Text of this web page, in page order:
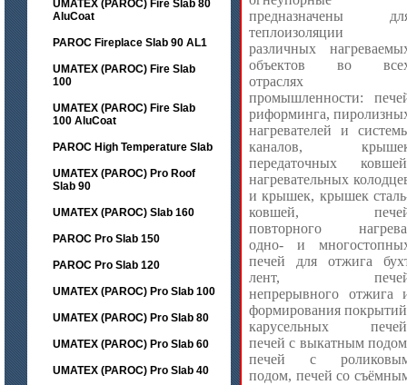
UMATEX (PAROC) Fire Slab 80
AluCoat
PAROC Fireplace Slab 90 AL1
UMATEX (PAROC) Fire Slab
100
UMATEX (PAROC) Fire Slab
100 AluCoat
PAROC High Temperature Slab
UMATEX (PAROC) Pro Roof
Slab 90
UMATEX (PAROC) Slab 160
PAROC Pro Slab 150
PAROC Pro Slab 120
UMATEX (PAROC) Pro Slab 100
UMATEX (PAROC) Pro Slab 80
UMATEX (PAROC) Pro Slab 60
UMATEX (PAROC) Pro Slab 40
предназначены
теплоизоляции
различных
объектов во
отраслях
промышленности:
риформинга,
нагревателей и
каналов,
передаточных
нагревательных
и крышек, крышек
ковшей,
повторного
одно- и
печей для отжига
лент,
непрерывного отжига
формирования
карусельных
печей с выкатным
печей с
подом, печей со